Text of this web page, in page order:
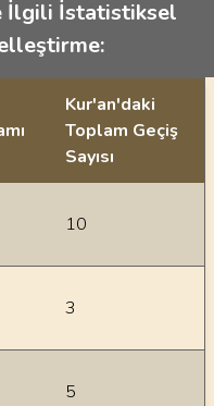
İlgili İstatistiksel
Kur'an'daki
Toplam Geçiş
Sayısı
10
3
5